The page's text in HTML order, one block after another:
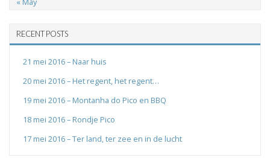
RECENT POSTS
21 mei 2016 – Naar huis
20 mei 2016 – Het regent, het regent…
19 mei 2016 – Montanha do Pico en BBQ
18 mei 2016 – Rondje Pico
17 mei 2016 – Ter land, ter zee en in de lucht